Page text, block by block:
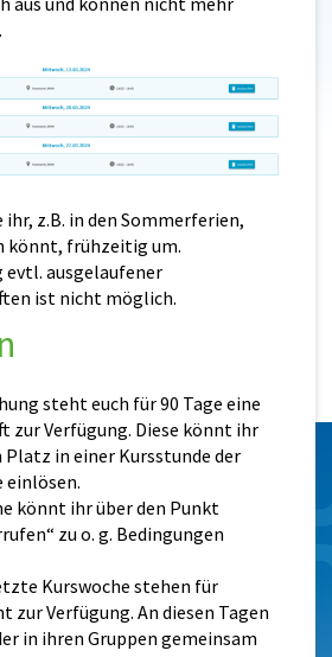
z.B. in den Sommerferien,
könnt, frühzeitig um.
evtl. ausgelaufener
ist nicht möglich.
steht euch für 90 Tage eine
zur Verfügung. Diese könnt ihr
in einer Kursstunde der
einlösen.
könnt ihr über den Punkt
zu o. g. Bedingungen
Kurswoche stehen für
zur Verfügung. An diesen Tagen
in ihren Gruppen gemeinsam